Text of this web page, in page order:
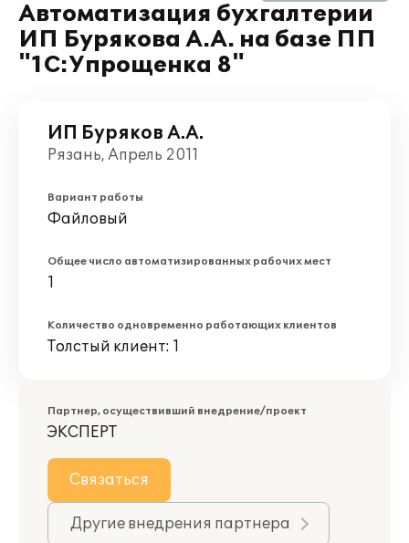
Автоматизация бухгалтерии
ИП Бурякова А.А. на базе ПП
"1С:Упрощенка 8"
ИП Буряков А.А.
Рязань, Апрель 2011
Вариант работы
Файловый
Общее число автоматизированных рабочих мест
1
Количество одновременно работающих клиентов
Толстый клиент: 1
Партнер, осуществивший внедрение/проект
ЭКСПЕРТ
Связаться
Другие внедрения партнера